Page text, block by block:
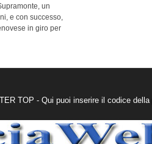
un
e con successo,
in giro per
TOP - Qui puoi inserire il codice